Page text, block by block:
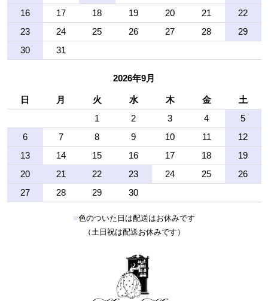
16
17 18 19 20 21
22
23
24 25 26 27 28
29
30
31
2026年9月
日 月 火 水 木 金
土
1
2 3 4
5
6
7 8 9 10 11
12
13
14 15 16 17 18
19
20
21 22 23 24 25
26
27
28 29 30
■色のついた日は配送はお休みです
（土日祝は配送お休みです）